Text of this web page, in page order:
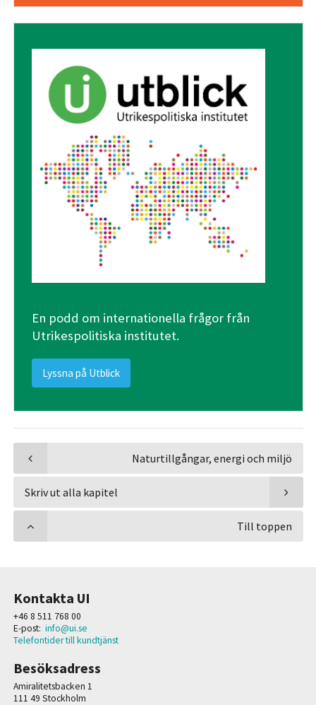
En podd om internationella frågor från
Utrikespolitiska institutet.
Lyssna på Utblick
Naturtillgångar, energi och miljö
Skriv ut alla kapitel
Till toppen
Kontakta UI
+46 8 511 768 00
E-post: info@ui.se
Telefontider till kundtjänst
Besöksadress
Amiralitetsbacken 1
111 49 Stockholm